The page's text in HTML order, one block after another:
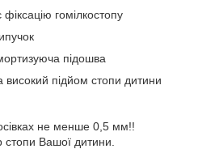
гомілкостопу
підошва
високий підйом стопи дитини
не менше 0,5 мм!!
стопи Вашої дитини.